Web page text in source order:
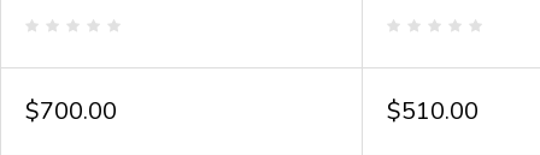
en
de
5
en
de
5
$700.00 $510.00